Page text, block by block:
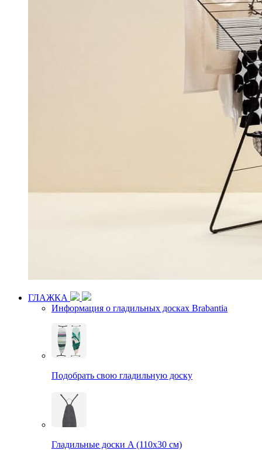
ГЛАЖКА
Информация о гладильных досках Brabantia
Подобрать свою гладильную доску
Гладильные доски A (110х30 см)